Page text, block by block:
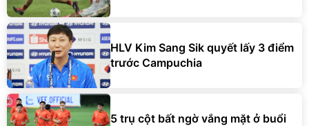
HLV Kim Sang Sik quyết lấy 3 điểm
trước Campuchia
5 trụ cột bất ngờ vắng mặt ở buổi